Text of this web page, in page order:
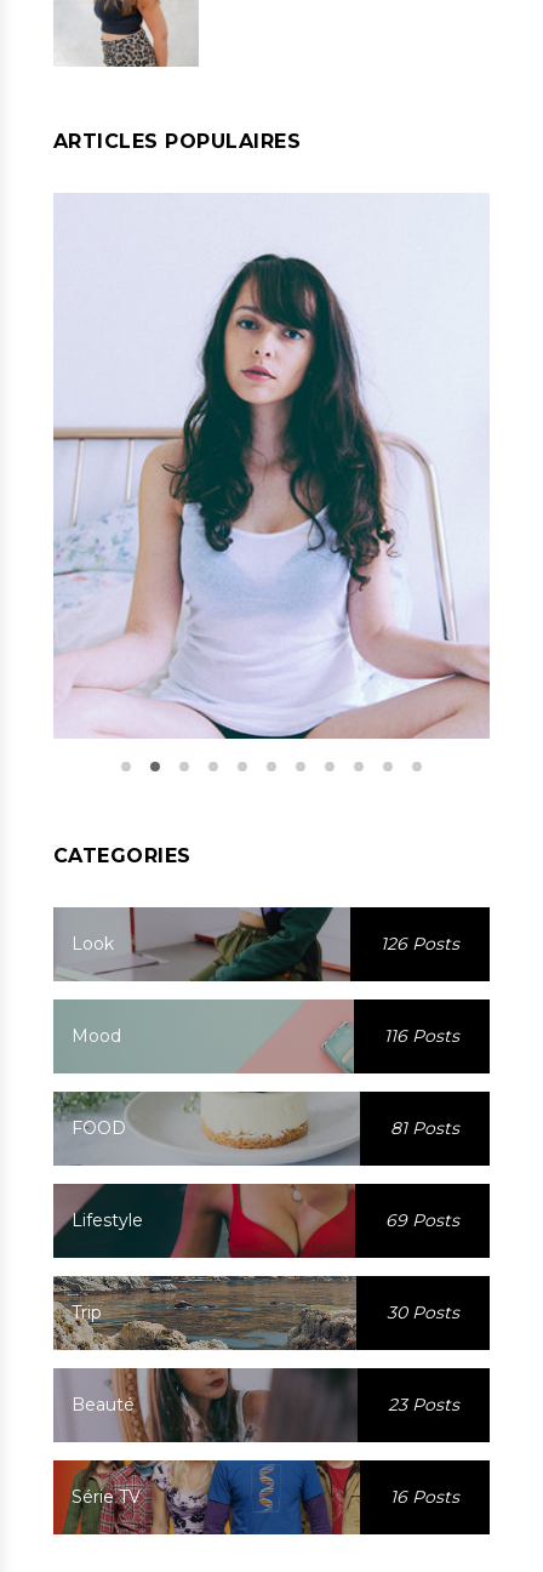
ARTICLES POPULAIRES
CATEGORIES
Look 126 Posts
Mood 116 Posts
FOOD 81 Posts
Lifestyle 69 Posts
Trip 30 Posts
Beauté 23 Posts
Série TV 16 Posts